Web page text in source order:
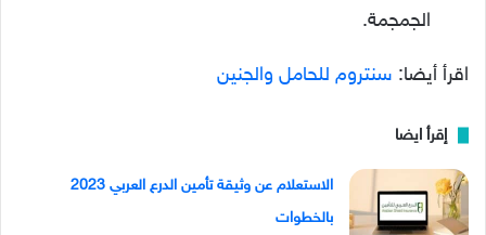
الجمجمة.
اقرأ أيضا: سنتروم للحامل والجنين
إقرأ ايضا
الاستعلام عن وثيقة تأمين الدرع العربي 2023
بالخطوات